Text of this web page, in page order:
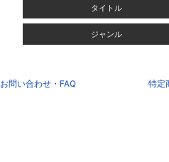
タイトル
ジャンル
お問い合わせ・FAQ 特定